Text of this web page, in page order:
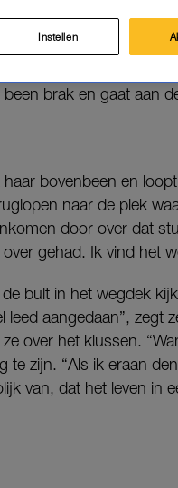
voorlopig nog
eind.
brak en gaat aan
bovenbeen en
naar de plek
door over dat
gehad. Ik vind het
de bult in het wegdek
leed aangedaan”, zegt
over het klussen.
te zijn. “Als ik eraan
van, dat het leven in
Instellen